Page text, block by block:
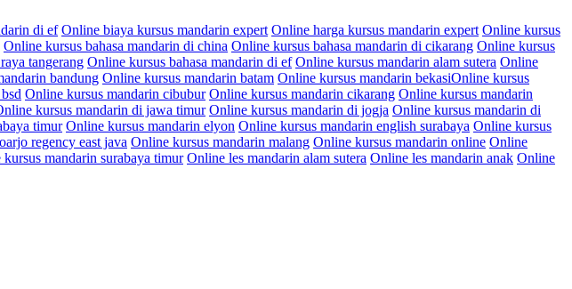
di ef Online biaya kursus mandarin expert Online harga kursus mandarin expert Online kursus
Online kursus bahasa mandarin di china Online kursus bahasa mandarin di cikarang Online kursus
tangerang Online kursus bahasa mandarin di ef Online kursus mandarin alam sutera Online
bandung Online kursus mandarin batam Online kursus mandarin bekasiOnline kursus
Online kursus mandarin cibubur Online kursus mandarin cikarang Online kursus mandarin
kursus mandarin di jawa timur Online kursus mandarin di jogja Online kursus mandarin di
timur Online kursus mandarin elyon Online kursus mandarin english surabaya Online kursus
regency east java Online kursus mandarin malang Online kursus mandarin online Online
mandarin surabaya timur Online les mandarin alam sutera Online les mandarin anak Online